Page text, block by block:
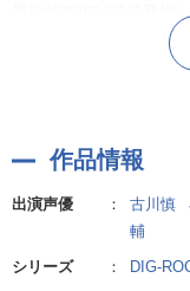
巌原獅紀(CV.駒田 航)
日暮 帝(CV.小野大輔)
――残り二日間は、のん
マネージャーの巌原を
作品情報
出演声優 ： 古川慎
輔
シリーズ
：
DIG-